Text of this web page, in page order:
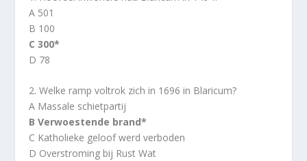
A 501
B 100
C 300*
D 78
2. Welke ramp voltrok zich in 1696 in Blaricum?
A Massale schietpartij
B Verwoestende brand*
C Katholieke geloof werd verboden
D Overstroming bij Rust Wat